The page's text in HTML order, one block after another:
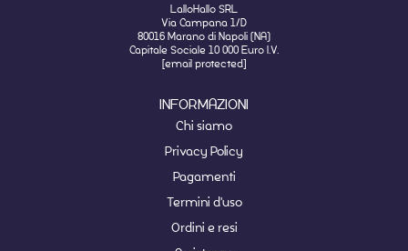
LalloHallo SRL
Via Campana 1/D
80016 Marano di Napoli (NA)
Capitale Sociale 10 000 Euro I.V.
[email protected]
INFORMAZIONI
Chi siamo
Privacy Policy
Pagamenti
Termini d'uso
Ordini e resi